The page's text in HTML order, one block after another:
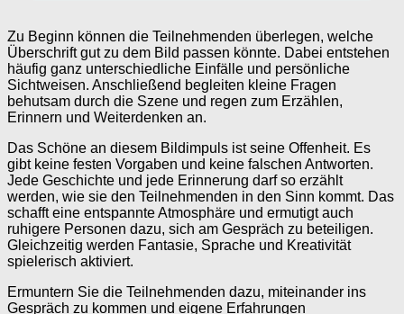
Zu Beginn können die Teilnehmenden überlegen, welche
Überschrift gut zu dem Bild passen könnte. Dabei entstehen
häufig ganz unterschiedliche Einfälle und persönliche
Sichtweisen. Anschließend begleiten kleine Fragen
behutsam durch die Szene und regen zum Erzählen,
Erinnern und Weiterdenken an.
Das Schöne an diesem Bildimpuls ist seine Offenheit. Es
gibt keine festen Vorgaben und keine falschen Antworten.
Jede Geschichte und jede Erinnerung darf so erzählt
werden, wie sie den Teilnehmenden in den Sinn kommt. Das
schafft eine entspannte Atmosphäre und ermutigt auch
ruhigere Personen dazu, sich am Gespräch zu beteiligen.
Gleichzeitig werden Fantasie, Sprache und Kreativität
spielerisch aktiviert.
Ermuntern Sie die Teilnehmenden dazu, miteinander ins
Gespräch zu kommen und eigene Erfahrungen